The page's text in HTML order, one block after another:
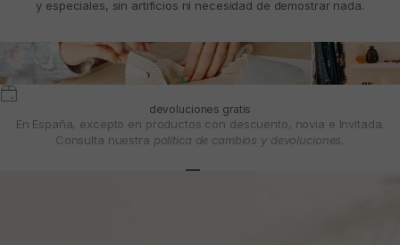
y especiales, sin artificios ni necesidad de demostrar nada.
devoluciones gratis
En España, excepto en productos con descuento, novia e Invitada.
Consulta nuestra política de cambios y devoluciones.